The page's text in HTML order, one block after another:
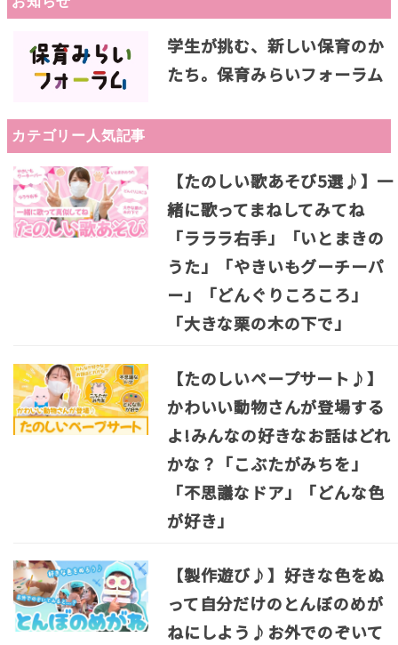
学生が挑む、新しい保育のか
たち。保育みらいフォーラム
カテゴリー人気記事
【たのしい歌あそび5選♪】一
緒に歌ってまねしてみてね
「ラララ右手」「いとまきの
うた」「やきいもグーチーパ
ー」「どんぐりころころ」
「大きな栗の木の下で」
【たのしいペープサート♪】
かわいい動物さんが登場する
よ!みんなの好きなお話はどれ
かな？「こぶたがみちを」
「不思議なドア」「どんな色
が好き」
【製作遊び♪】好きな色をぬ
って自分だけのとんぼのめが
ねにしよう♪お外でのぞいて